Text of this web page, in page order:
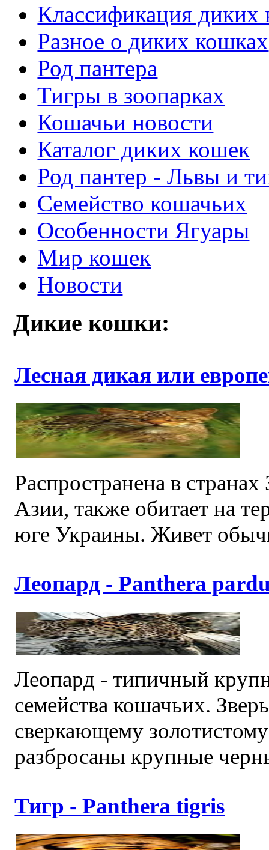
Классификация диких
Разное о диких кошках
Род пантера
Тигры в зоопарках
Кошачьи новости
Каталог диких кошек
Род пантер - Львы и
Семейство кошачьих
Особенности Ягуары
Мир кошек
Новости
Дикие кошки:
Лесная дикая или
Распространена в
Азии, также обитает на
юге Украины. Живет
Леопард - Panthera
Леопард - типичный
семейства кошачьих.
сверкающему
разбросаны крупные
Тигр - Panthera tigris